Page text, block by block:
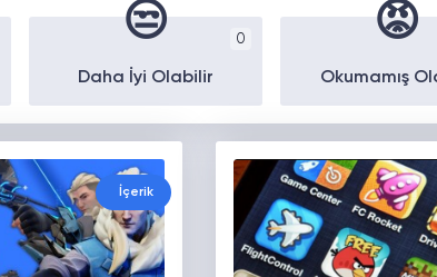
0
😒
Daha İyi Olabilir
😡
Okumamış
İçerik